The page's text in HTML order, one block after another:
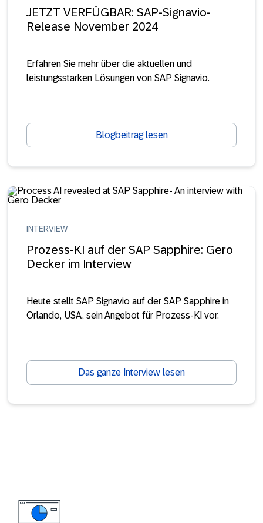
JETZT VERFÜGBAR: SAP-Signavio-
Release November 2024
Erfahren Sie mehr über die aktuellen und
leistungsstarken Lösungen von SAP Signavio.
Blogbeitrag lesen
INTERVIEW
Prozess-KI auf der SAP Sapphire: Gero
Decker im Interview
Heute stellt SAP Signavio auf der SAP Sapphire in
Orlando, USA, sein Angebot für Prozess-KI vor.
Das ganze Interview lesen